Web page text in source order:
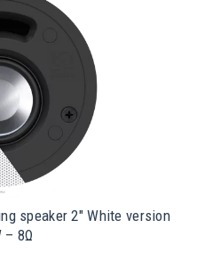
speaker 2" White version
– 8Ω